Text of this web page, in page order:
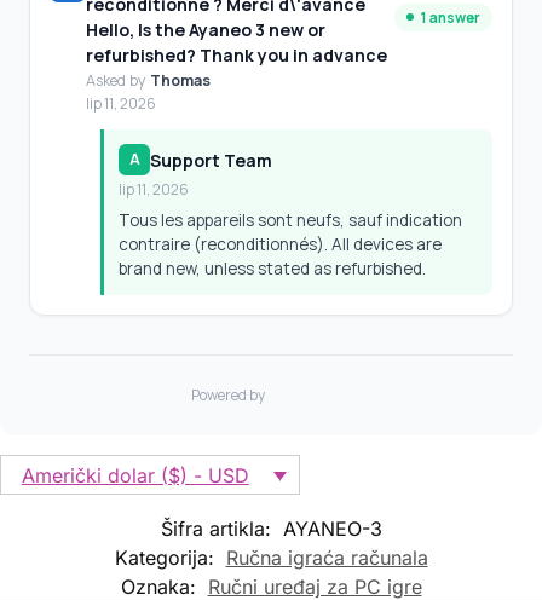
Američki dolar ($) - USD
Šifra artikla: AYANEO-3
Kategorija: Ručna igraća računala
Oznaka: Ručni uređaj za PC igre